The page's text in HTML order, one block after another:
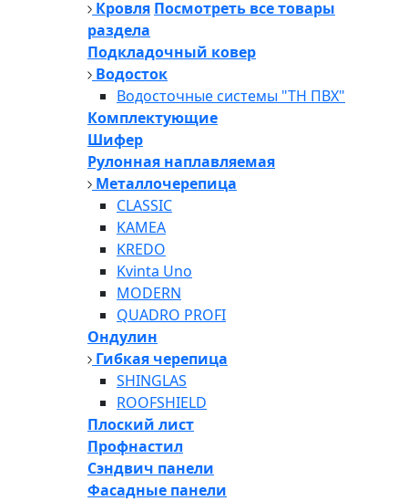
Кровля Посмотреть все товары
раздела
Подкладочный ковер
Водосток
Водосточные системы "ТН ПВХ"
Комплектующие
Шифер
Рулонная наплавляемая
Металлочерепица
CLASSIC
KAMEA
KREDO
Kvinta Uno
MODERN
QUADRO PROFI
Ондулин
Гибкая черепица
SHINGLAS
ROOFSHIELD
Плоский лист
Профнастил
Сэндвич панели
Фасадные панели